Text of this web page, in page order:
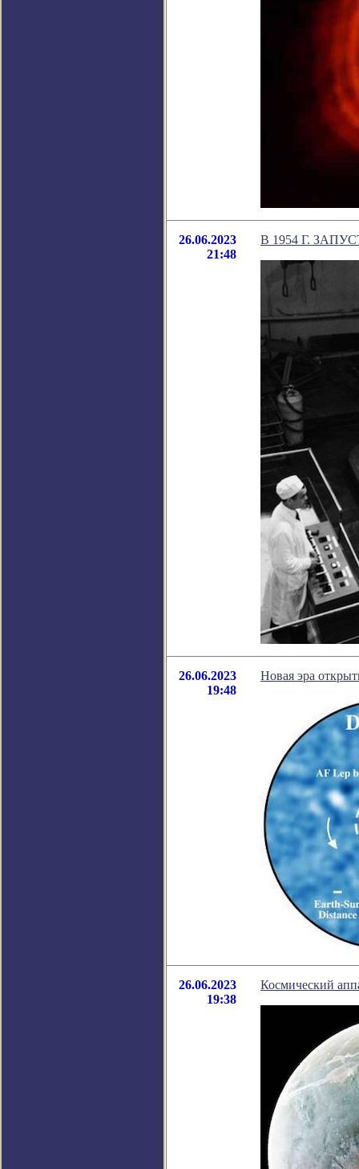
26.06.2023
21:48
В 1954 Г.
26.06.2023
19:48
Новая эра
26.06.2023
19:38
Космический